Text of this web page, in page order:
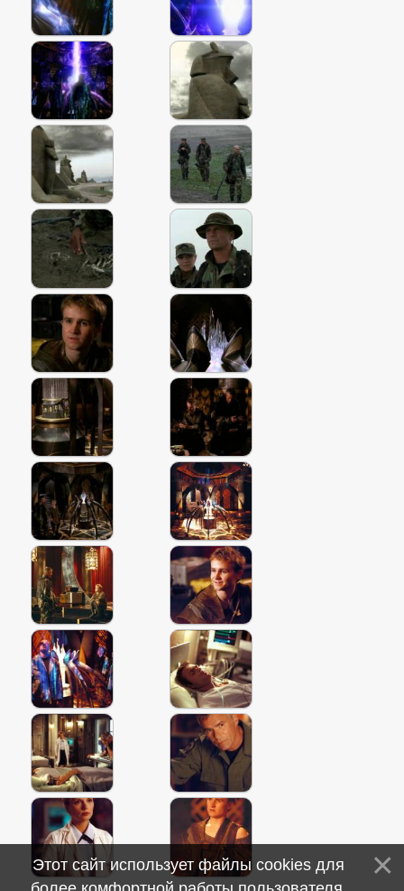
Этот сайт использует файлы cookies для